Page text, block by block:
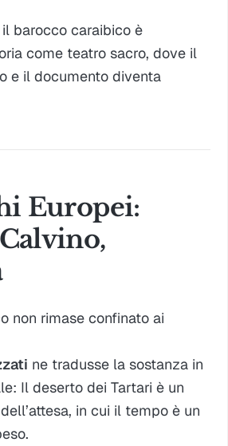
barocco caraibico è
come teatro sacro, dove il
e il documento diventa
Europei:
non rimase confinato ai
ne tradusse la sostanza in
Il deserto dei Tartari è un
in cui il tempo è un